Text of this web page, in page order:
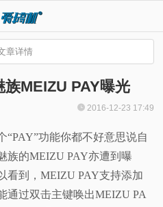
章详情
MEIZU PAY曝光
2016-12-23 17:49
“PAY”功能你都不好意思说自
族的MEIZU PAY亦遭到曝
看到，MEIZU PAY支持添加
通过双击主键唤出MEIZU PA